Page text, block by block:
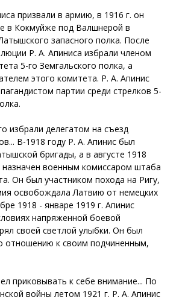
призвали в армию, в 1916 г. он
в Кокмуйже под Валшнерой в
запасного полка. После
Р. А. Апиниса избрали членом
5-го Земгальского полка, а
этого комитета. Р. А. Апинис
партии среди стрелков 5-
избрали делегатом на съезд
В-1918 году Р. А. Апинис был
бригады, а в августе 1918
военным комиссаром штаба
Он был участником похода на Ригу,
освобождала Латвию от немецких
1918 - январе 1919 г. Апинис
напряженной боевой
своей светлой улыбки. Он был
отношению к своим подчиненным,
приковывать к себе внимание... По
войны летом 1921 г. Р. А. Апинис